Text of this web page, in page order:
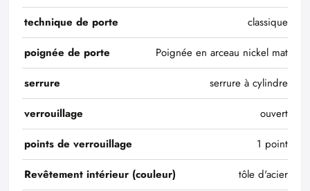
technique de porte
classique
poignée de porte
Poignée en arceau nickel mat
serrure
serrure à cylindre
verrouillage
ouvert
points de verrouillage
1 point
Revêtement intérieur (couleur)
tôle d'acier